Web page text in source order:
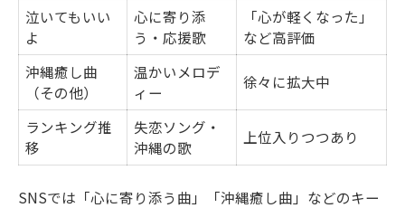
泣いてもいい
よ
心に寄り添
う・応援歌
「心が軽くなった」
など高評価
沖縄癒し曲
（その他）
温かいメロデ
ィー
徐々に拡大中
ランキング推
移
失恋ソング・
沖縄の歌
上位入りつつあり
SNSでは「心に寄り添う曲」「沖縄癒し曲」などのキー